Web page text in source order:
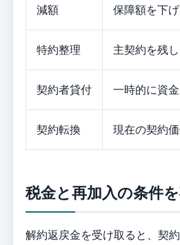
減額 保障額を下
特約整理 主契約を残
契約者貸付 一時的に資
契約転換 現在の契約
税金と再加入の条件
解約返戻金を受け取ると、契